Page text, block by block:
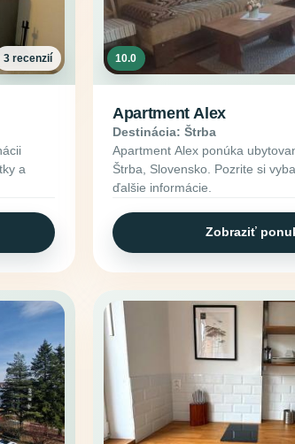
3 recenzií
a
10.0
Apartment Alex
Destinácia: Štrba
Apartment Alex ponúka
Štrba, Slovensko. Pozrite si
ďalšie informácie.
Zobraziť